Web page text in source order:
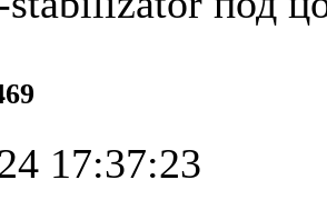
17:37:23